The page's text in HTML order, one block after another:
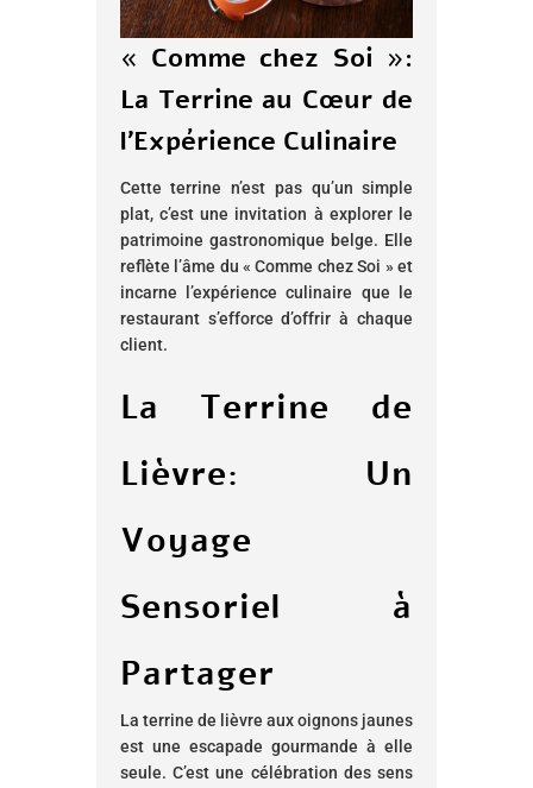
« Comme chez Soi »:
La Terrine au Cœur de
l’Expérience Culinaire
Cette terrine n’est pas qu’un simple
plat, c’est une invitation à explorer le
patrimoine gastronomique belge. Elle
reflète l’âme du « Comme chez Soi » et
incarne l’expérience culinaire que le
restaurant s’efforce d’offrir à chaque
client.
La Terrine de
Lièvre: Un
Voyage
Sensoriel à
Partager
La terrine de lièvre aux oignons jaunes
est une escapade gourmande à elle
seule. C’est une célébration des sens